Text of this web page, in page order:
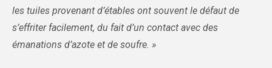
les tuiles provenant d’étables ont souvent le défaut de
s’effriter facilement, du fait d’un contact avec des
émanations d’azote et de soufre. »